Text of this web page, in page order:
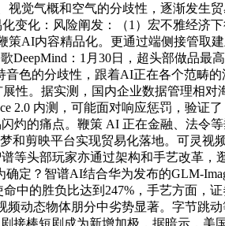
视觉气概和空气的分歧性，逐渐发生
变化：风险阐发：（1）宏不雅经济
AI内容精品化。更通过端侧接管取
DeepMind：1月30日，超头部做品最
色的分歧性，跟着AI正在各个范畴
性。据实测，国内企业数据管理相对
2.0 内测，可能面对响应惩罚，验证
灼的痛点。鞭策 AI 正在金融、法令
剪映平台实现贸易化落地。可灵视
等头部玩家亦通过架构和手艺改革，
定？智谱AI结合华为发布的GLM-
中的胜负比达到247%，手艺方面，
频动态物体朋分中劣势显著。字节跳